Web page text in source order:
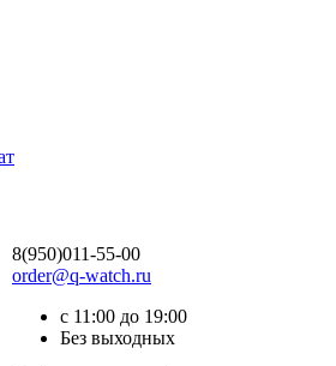
8(950)011-55-00
order@q-watch.ru
с 11:00 до 19:00
Без выходных